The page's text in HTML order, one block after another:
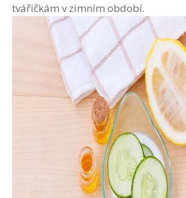
tvářičkám v zimním období.